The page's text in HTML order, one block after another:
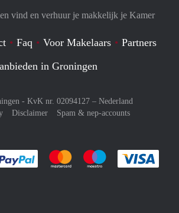
vind en verhuur je makkelijk je Kamer
Faq Voor Makelaars
Partners
in Groningen
- KvK nr. 02094127 – Nederland
Disclaimer
Spam & nep-accounts
Je rekent gemakkelijk af met Paypal
Je rekent gemakkelijk af met
Je rekent